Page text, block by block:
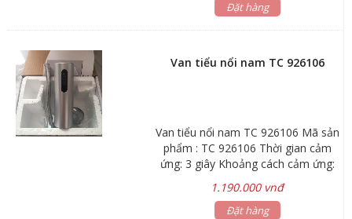
Đặt hàng
Van tiểu nổi nam TC 926106
Van tiểu nổi nam TC 926106 Mã sản
phẩm : TC 926106 Thời gian cảm
ứng: 3 giây Khoảng cách cảm ứng:
9 x dày 7 cm cao cả ống nối: 27cm
Điện áp: DC 6V – 4 pin AA/AC220V
1.190.000 vnđ
Đặt hàng